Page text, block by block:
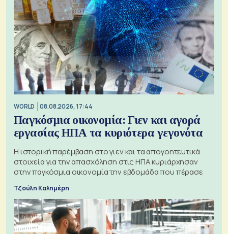
WORLD 08.08.2026, 17:44
Παγκόσμια οικονομία: Γιεν και αγορά
εργασίας ΗΠΑ τα κυριότερα γεγονότα
Η ιστορική παρέμβαση στο γιεν και τα απογοητευτικά
στοιχεία για την απασχόληση στις ΗΠΑ κυριάρχησαν
στην παγκόσμια οικονομία την εβδομάδα που πέρασε
Τζούλη Καλημέρη